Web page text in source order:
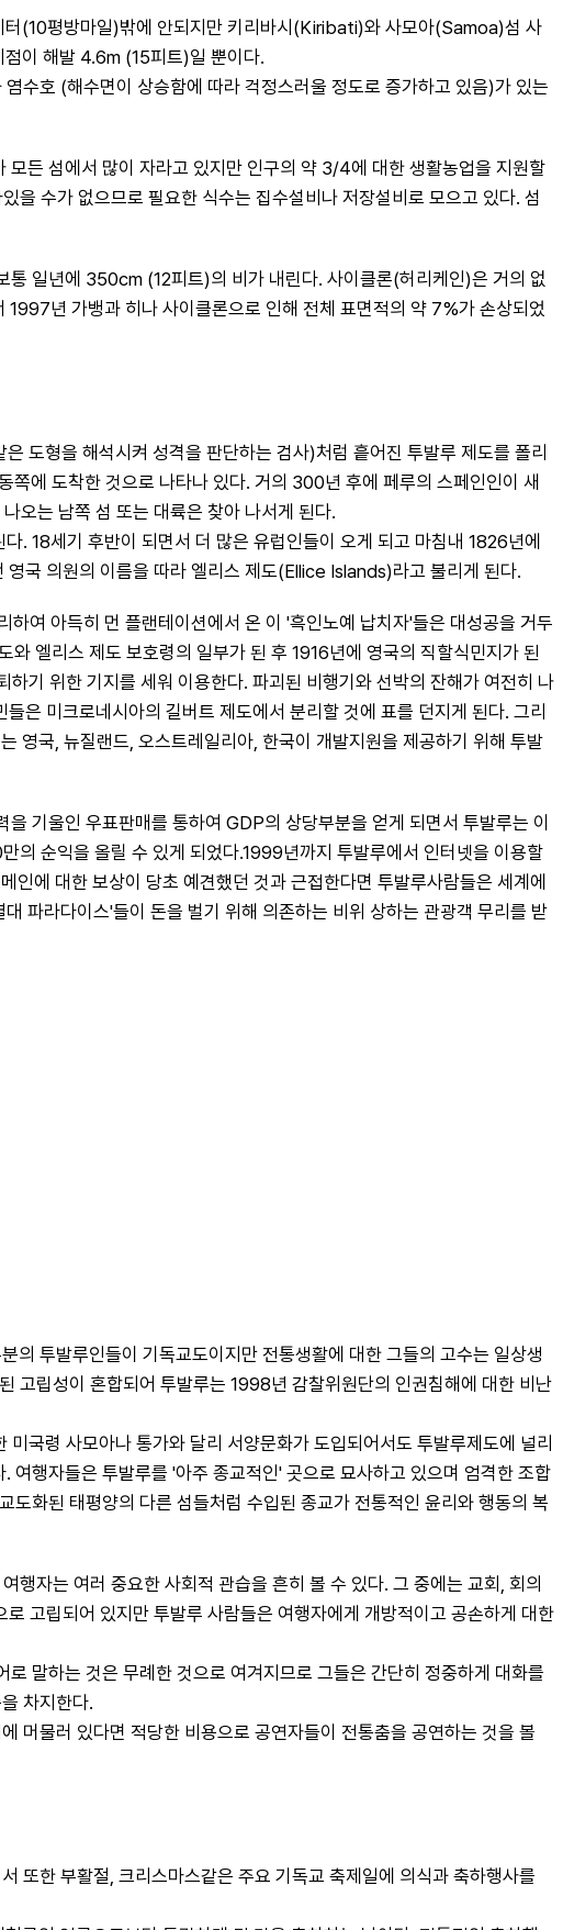
터(10평방마일)밖에 안되지만 키리바시(Kiribati)와 사모아(Samoa)섬 사
이 해발 4.6m (15피트)일 뿐이다.
수호 (해수면이 상승함에 따라 걱정스러울 정도로 증가하고 있음)가 있는
든 섬에서 많이 자라고 있지만 인구의 약 3/4에 대한 생활농업을 지원할
을 수가 없으므로 필요한 식수는 집수설비나 저장설비로 모으고 있다. 섬
일년에 350cm (12피트)의 비가 내린다. 사이클론(허리케인)은 거의 없
년 가뱅과 히나 사이클론으로 인해 전체 표면적의 약 7%가 손상되었
도형을 해석시켜 성격을 판단하는 검사)처럼 흩어진 투발루 제도를 폴리
에 도착한 것으로 나타나 있다. 거의 300년 후에 페루의 스페인인이 새
는 남쪽 섬 또는 대륙은 찾아 나서게 된다.
. 18세기 후반이 되면서 더 많은 유럽인들이 오게 되고 마침내 1826년에
국 의원의 이름을 따라 엘리스 제도(Ellice Islands)라고 불리게 된다.
여 아득히 먼 플랜테이션에서 온 이 '흑인노예 납치자'들은 대성공을 거두
엘리스 제도 보호령의 일부가 된 후 1916년에 영국의 직할식민지가 된
기 위한 기지를 세워 이용한다. 파괴된 비행기와 선박의 잔해가 여전히 나
은 미크로네시아의 길버트 제도에서 분리할 것에 표를 던지게 된다. 그리
영국, 뉴질랜드, 오스트레일리아, 한국이 개발지원을 제공하기 위해 투발
기울인 우표판매를 통하여 GDP의 상당부분을 얻게 되면서 투발루는 이
순익을 올릴 수 있게 되었다.1999년까지 투발루에서 인터넷을 이용할
에 대한 보상이 당초 예견했던 것과 근접한다면 투발루사람들은 세계에
파라다이스'들이 돈을 벌기 위해 의존하는 비위 상하는 관광객 무리를 받
투발루인들이 기독교도이지만 전통생활에 대한 그들의 고수는 일상생
고립성이 혼합되어 투발루는 1998년 감찰위원단의 인권침해에 대한 비난
국령 사모아나 통가와 달리 서양문화가 도입되어서도 투발루제도에 널리
행자들은 투발루를 '아주 종교적인' 곳으로 묘사하고 있으며 엄격한 조합
화된 태평양의 다른 섬들처럼 수입된 종교가 전통적인 윤리와 행동의 복
행자는 여러 중요한 사회적 관습을 흔히 볼 수 있다. 그 중에는 교회, 회의
고립되어 있지만 투발루 사람들은 여행자에게 개방적이고 공손하게 대한
말하는 것은 무례한 것으로 여겨지므로 그들은 간단히 정중하게 대화를
차지한다.
머물러 있다면 적당한 비용으로 공연자들이 전통춤을 공연하는 것을 볼
또한 부활절, 크리스마스같은 주요 기독교 축제일에 의식과 축하행사를